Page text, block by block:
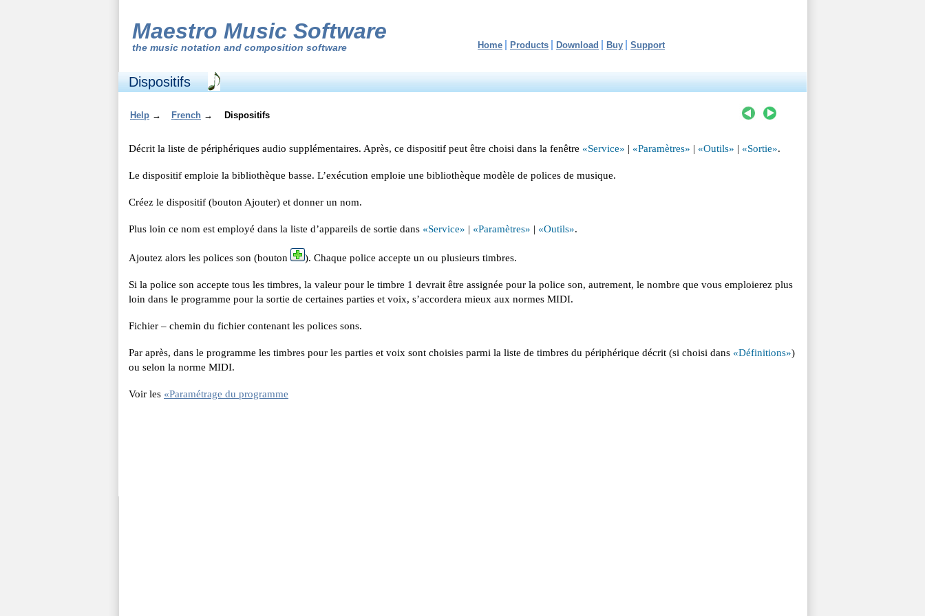
Maestro Music Software
the music notation and composition software Home Products Download Buy Support
Dispositifs
Help → French → Dispositifs
Décrit la liste de périphériques audio supplémentaires. Après, ce dispositif peut être choisi dans la fenêtre «Service» | «Paramètres» | «Outils» | «Sortie».
Le dispositif emploie la bibliothèque basse. L’exécution emploie une bibliothèque modèle de polices de musique.
Créez le dispositif (bouton Ajouter) et donner un nom.
Plus loin ce nom est employé dans la liste d’appareils de sortie dans «Service» | «Paramètres» | «Outils».
Ajoutez alors les polices son (bouton ). Chaque police accepte un ou plusieurs timbres.
Si la police son accepte tous les timbres, la valeur pour le timbre 1 devrait être assignée pour la police son, autrement, le nombre que vous emploierez plus
loin dans le programme pour la sortie de certaines parties et voix, s’accordera mieux aux normes MIDI.
Fichier – chemin du fichier contenant les polices sons.
Par après, dans le programme les timbres pour les parties et voix sont choisies parmi la liste de timbres du périphérique décrit (si choisi dans «Définitions»)
ou selon la norme MIDI.
Voir les «Paramétrage du programme